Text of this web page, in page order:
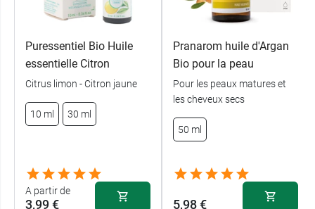
permet d'élaborer une huile de massage
aphrodisiaque.
Puressentiel Bio Huile
essentielle Citron
Citrus limon - Citron jaune
10 ml 30 ml
A partir de
3,99 €
Pranarom huile d'Argan
Bio pour la peau
Pour les peaux matures et
les cheveux secs
50 ml
5,98 €